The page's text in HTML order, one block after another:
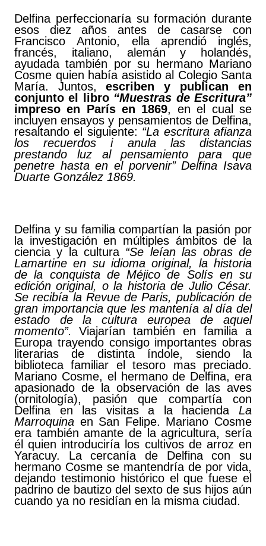
Delfina perfeccionaría su formación durante
esos diez años antes de casarse con
Francisco Antonio, ella aprendió inglés,
francés, italiano, alemán y holandés,
ayudada también por su hermano Mariano
Cosme quien había asistido al Colegio Santa
María. Juntos, escriben y publican en
conjunto el libro “Muestras de Escritura”
impreso en París en 1869, en el cual se
incluyen ensayos y pensamientos de Delfina,
resaltando el siguiente: “La escritura afianza
los recuerdos i anula las distancias
prestando luz al pensamiento para que
penetre hasta en el porvenir” Delfina Isava
Duarte González 1869.
Delfina y su familia compartían la pasión por
la investigación en múltiples ámbitos de la
ciencia y la cultura “Se leían las obras de
Lamartine en su idioma original, la historia
de la conquista de Méjico de Solís en su
edición original, o la historia de Julio César.
Se recibía la Revue de Paris, publicación de
gran importancia que les mantenía al día del
estado de la cultura europea de aquel
momento”. Viajarían también en familia a
Europa trayendo consigo importantes obras
literarias de distinta índole, siendo la
biblioteca familiar el tesoro mas preciado.
Mariano Cosme, el hermano de Delfina, era
apasionado de la observación de las aves
(ornitología), pasión que compartía con
Delfina en las visitas a la hacienda La
Marroquina en San Felipe. Mariano Cosme
era también amante de la agricultura, sería
él quien introduciría los cultivos de arroz en
Yaracuy. La cercanía de Delfina con su
hermano Cosme se mantendría de por vida,
dejando testimonio histórico el que fuese el
padrino de bautizo del sexto de sus hijos aún
cuando ya no residían en la misma ciudad.